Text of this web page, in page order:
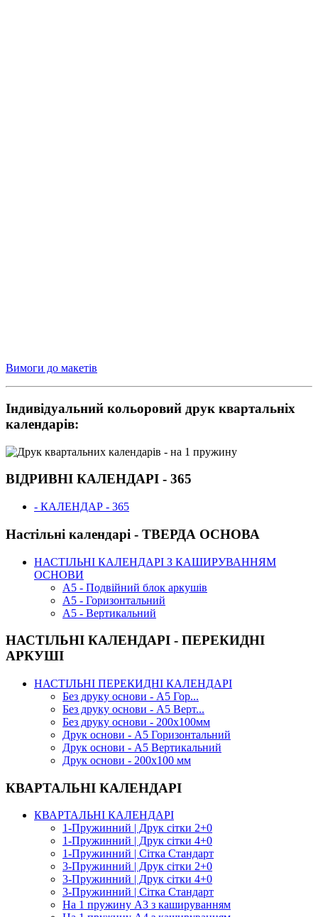
Вимоги до макетів
Індивідуальний кольоровий друк квартальніх
календарів:
ВІДРИВНІ КАЛЕНДАРІ - 365
- КАЛЕНДАР - 365
Настільні календарі - ТВЕРДА ОСНОВА
НАСТІЛЬНІ КАЛЕНДАРІ З КАШИРУВАННЯМ
ОСНОВИ
А5 - Подвійний блок аркушів
А5 - Горизонтальний
А5 - Вертикальний
НАСТІЛЬНІ КАЛЕНДАРІ - ПЕРЕКИДНІ
АРКУШІ
НАСТІЛЬНІ ПЕРЕКИДНІ КАЛЕНДАРІ
Без друку основи - А5 Гор...
Без друку основи - А5 Верт...
Без друку основи - 200х100мм
Друк основи - А5 Горизонтальний
Друк основи - А5 Вертикальний
Друк основи - 200х100 мм
КВАРТАЛЬНІ КАЛЕНДАРІ
КВАРТАЛЬНІ КАЛЕНДАРІ
1-Пружинний | Друк сітки 2+0
1-Пружинний | Друк сітки 4+0
1-Пружинний | Сітка Стандарт
3-Пружинний | Друк сітки 2+0
3-Пружинний | Друк сітки 4+0
3-Пружинний | Сітка Стандарт
На 1 пружину А3 з кашируванням